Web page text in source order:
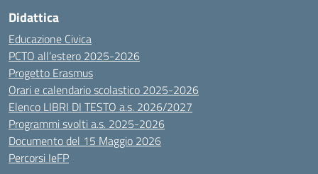
Didattica
Educazione Civica
PCTO all’estero 2025-2026
Progetto Erasmus
Orari e calendario scolastico 2025-2026
Elenco LIBRI DI TESTO a.s. 2026/2027
Programmi svolti a.s. 2025-2026
Documento del 15 Maggio 2026
Percorsi IeFP